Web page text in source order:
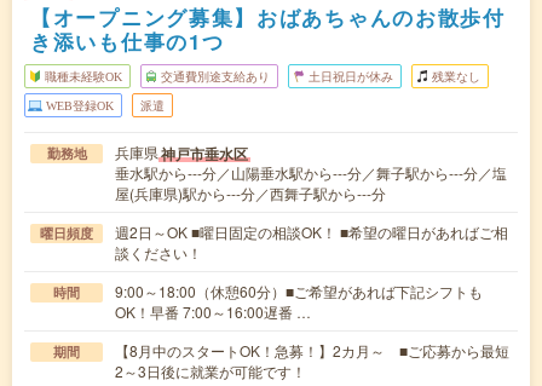
【オープニング募集】おばあちゃんのお散歩付
き添いも仕事の1つ
職種未経験OK 交通費別途支給あり 土日祝日が休み 残業なし
WEB登録OK 派遣
勤務地 兵庫県神戸市垂水区
垂水駅から---分／山陽垂水駅から---分／舞子駅から---分／塩
屋(兵庫県)駅から---分／西舞子駅から---分
曜日頻度
週2日～OK ■曜日固定の相談OK！ ■希望の曜日があればご相
談ください！
時間
9:00～18:00（休憩60分）■ご希望があれば下記シフトも
OK！早番 7:00～16:00遅番 …
期間
【8月中のスタートOK！急募！】2カ月～ ■ご応募から最短
2～3日後に就業が可能です！